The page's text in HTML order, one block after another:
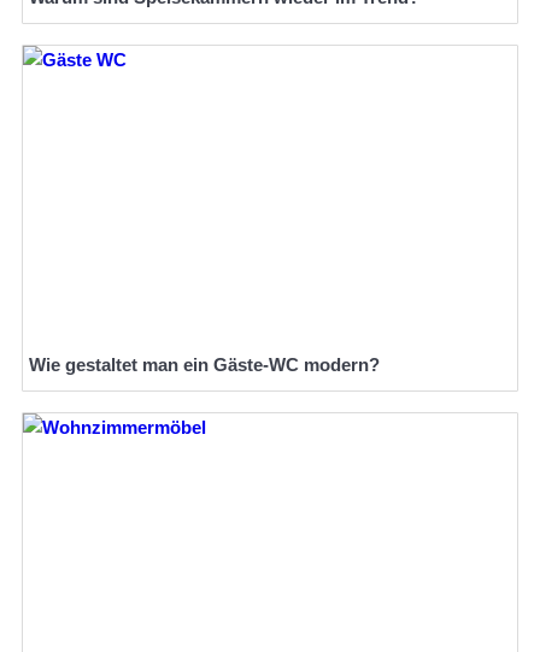
Wie gestaltet man ein Gäste-WC modern?